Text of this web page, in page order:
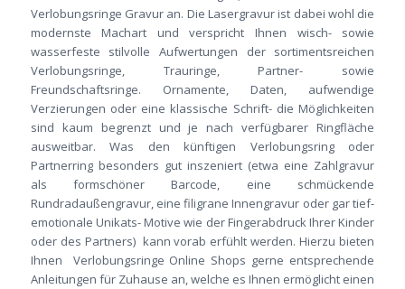
Verlobungsringe Gravur an. Die Lasergravur ist dabei wohl die
modernste Machart und verspricht Ihnen wisch- sowie
wasserfeste stilvolle Aufwertungen der sortimentsreichen
Verlobungsringe, Trauringe, Partner- sowie
Freundschaftsringe. Ornamente, Daten, aufwendige
Verzierungen oder eine klassische Schrift- die Möglichkeiten
sind kaum begrenzt und je nach verfügbarer Ringfläche
ausweitbar. Was den künftigen Verlobungsring oder
Partnerring besonders gut inszeniert (etwa eine Zahlgravur
als formschöner Barcode, eine schmückende
Rundradaußengravur, eine filigrane Innengravur oder gar tief-
emotionale Unikats- Motive wie der Fingerabdruck Ihrer Kinder
oder des Partners) kann vorab erfühlt werden. Hierzu bieten
Ihnen Verlobungsringe Online Shops gerne entsprechende
Anleitungen für Zuhause an, welche es Ihnen ermöglicht einen